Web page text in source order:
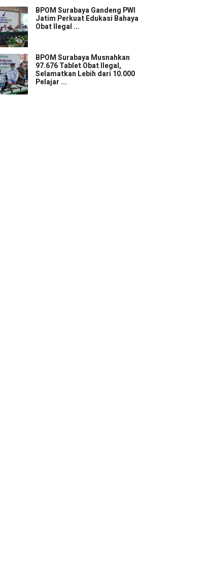
BPOM Surabaya Gandeng PWI
Jatim Perkuat Edukasi Bahaya
Obat Ilegal ...
BPOM Surabaya Musnahkan
97.676 Tablet Obat Ilegal,
Selamatkan Lebih dari 10.000
Pelajar ...